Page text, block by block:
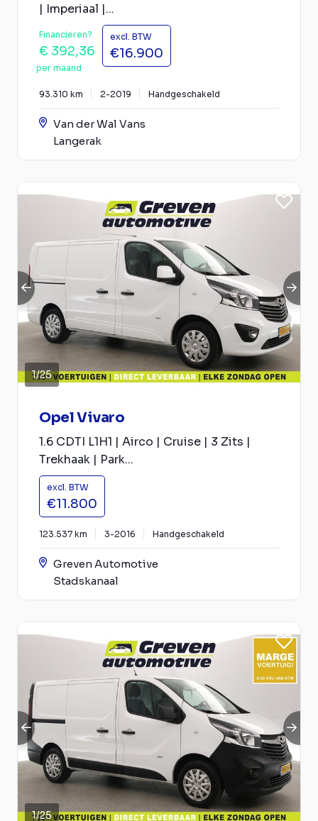
| Imperiaal |...
Financieren?
€ 392,36
per maand
excl. BTW
€16.900
93.310 km 2-2019 Handgeschakeld
Van der Wal Vans
Langerak
1/25
Opel Vivaro
1.6 CDTI L1H1 | Airco | Cruise | 3 Zits |
Trekhaak | Park...
excl. BTW
€11.800
123.537 km 3-2016 Handgeschakeld
Greven Automotive
Stadskanaal
1/25